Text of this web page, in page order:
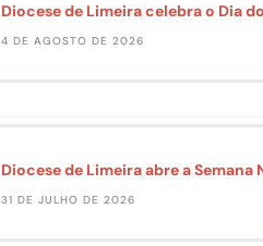
Diocese de Limeira celebra o Dia
4 DE AGOSTO DE 2026
Diocese de Limeira abre a
31 DE JULHO DE 2026